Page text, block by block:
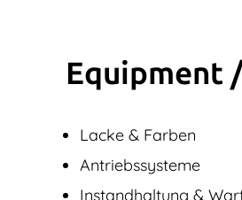
Equipment
Lacke & Farben
Antriebssysteme
Instandhaltung &